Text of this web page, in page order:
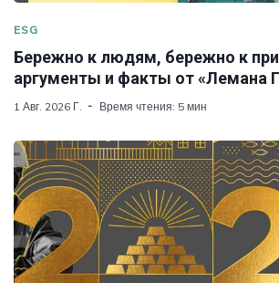
ESG
Бережно к людям, бережно к
аргументы и факты от «Лемана
1 Авг. 2026 Г. Время чтения: 5 мин